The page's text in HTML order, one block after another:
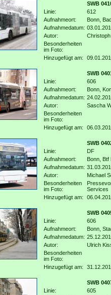
SWB
Linie:
612
Aufnahmeort:
Bonn,
Aufnahmedatum:
Autor:
Besonderheiten
im Foto:
Hinzugefügt am:
SWB
Linie:
606
Aufnahmeort:
Bonn,
Aufnahmedatum:
Autor:
Sascha
Besonderheiten
im Foto:
Hinzugefügt am:
SWB
Linie:
DF
Aufnahmeort:
Bonn, Btf
Aufnahmedatum:
Autor:
Michael
Besonderheiten
im Foto:
Services
Hinzugefügt am:
SWB
Linie:
606
Aufnahmeort:
Bonn,
Aufnahmedatum:
Autor:
Ulrich
Besonderheiten
im Foto:
Hinzugefügt am:
SWB
Linie:
605